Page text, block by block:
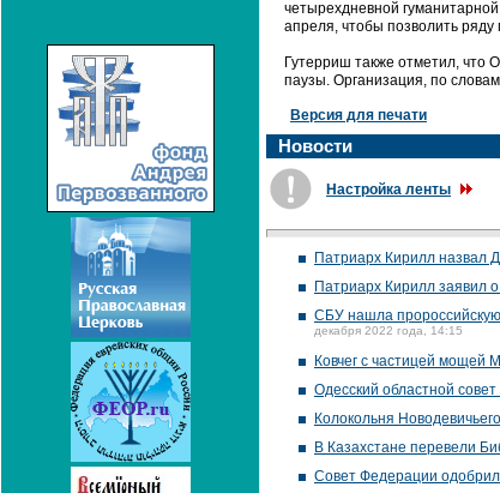
четырехдневной
апреля, чтобы позволить ряду
Гутерриш также отметил, что
паузы. Организация, по
Версия для печати
Новости
Настройка ленты
Патриарх Кирилл назвал
Патриарх Кирилл заявил
CБУ нашла
декабря 2022 года, 14:15
Ковчег с частицей мощей
Одесский областной
Колокольня
В Казахстане перевели
Совет Федерации